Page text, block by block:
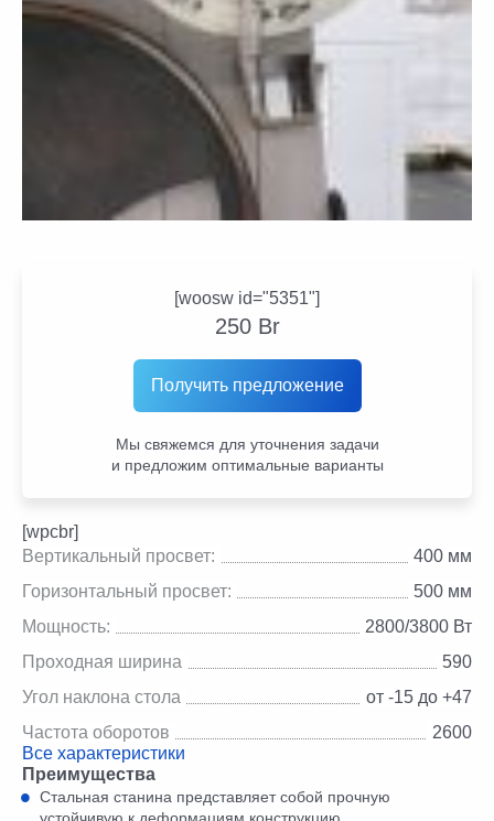
[woosw id="5351"]
250 Br
Получить предложение
Мы свяжемся для уточнения задачи
и предложим оптимальные варианты
[wpcbr]
Вертикальный просвет:
400 мм
Горизонтальный просвет:
500 мм
Мощность:
2800/3800 Вт
Проходная ширина
590
Угол наклона стола
от -15 до +47
Частота оборотов
2600
Все характеристики
Преимущества
Стальная станина представляет собой прочную
устойчивую к деформациям конструкцию.